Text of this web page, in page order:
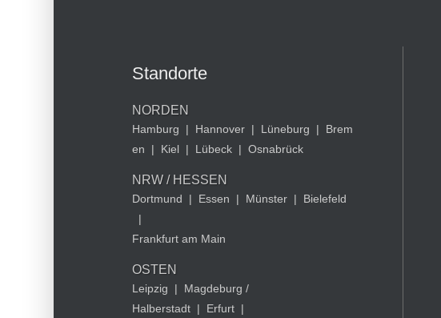
Standorte
NORDEN
Hamburg | Hannover | Lüneburg |
Brem
en
| Kiel | Lübeck | Osnabrück
NRW / HESSEN
Dortmund | Essen | Münster |
Bielefeld
|
Frankfurt am Main
OSTEN
Leipzig |
Magdeburg /
Halberstadt | Erfurt |